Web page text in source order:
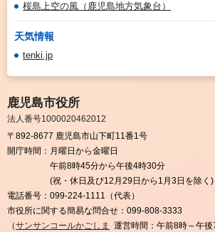
桜島上空の風（鹿児島地方気象台）
天気情報
tenki.jp
鹿児島市役所
法人番号1000020462012
〒892-8677 鹿児島市山下町11番1号
開庁時間： 月曜日から金曜日
午前8時45分から午後4時30分
(祝・休日及び12月29日から1月3日を除く)
電話番号： 099-224-1111（代表）
市役所に関する簡易な問合せ： 099-808-3333
（サンサンコールかごしま 運営時間：午前8時～午後